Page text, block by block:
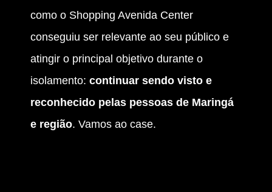
como o Shopping Avenida Center
conseguiu ser relevante ao seu público e
atingir o principal objetivo durante o
isolamento: continuar sendo visto e
reconhecido pelas pessoas de Maringá
e região. Vamos ao case.